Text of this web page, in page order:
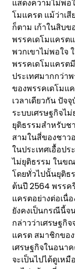
แสดงความไม่พอ
โมแครต แม้ว่าเ
ก็ตาม เก้าในสิบ
พรรคเดโมแครต
พวกเขาไม่พอใจ
พรรคเดโมแครต
ประเทศมากกว่า
ของพรรคเดโมแ
เวลาเดียวกัน ปัจ
ระบบเศรษฐกิจไ
ยุติธรรมสำหรับ
สามในสี่ของชาว
ในประเทศเอื้อป
ไม่ยุติธรรม ในขณ
โดยทั่วไปนั้นยุติธ
ต้นปี 2564 พรร
แครตอย่างต่อเนื่
ยังคงเป็นกรณีนี้จ
กล่าวว่าเศรษฐกิจ
แครต สมาชิกขอ
เศรษฐกิจในอนา
จะเป็นไปได้ดูเห